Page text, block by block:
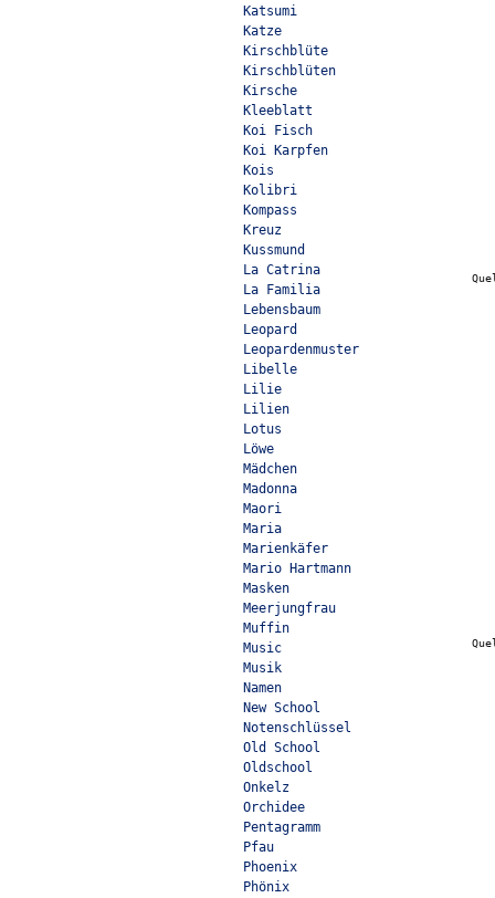
Katsumi
Katze
Kirschblüte
Kirschblüten
Kirsche
Kleeblatt
Koi Fisch
Koi Karpfen
Kois
Kolibri
Kompass
Kreuz
Kussmund
La Catrina
La Familia
Lebensbaum
Leopard
Leopardenmuster
Libelle
Lilie
Lilien
Lotus
Löwe
Mädchen
Madonna
Maori
Maria
Marienkäfer
Mario Hartmann
Masken
Meerjungfrau
Muffin
Music
Musik
Namen
New School
Notenschlüssel
Old School
Oldschool
Onkelz
Orchidee
Pentagramm
Pfau
Phoenix
Phönix